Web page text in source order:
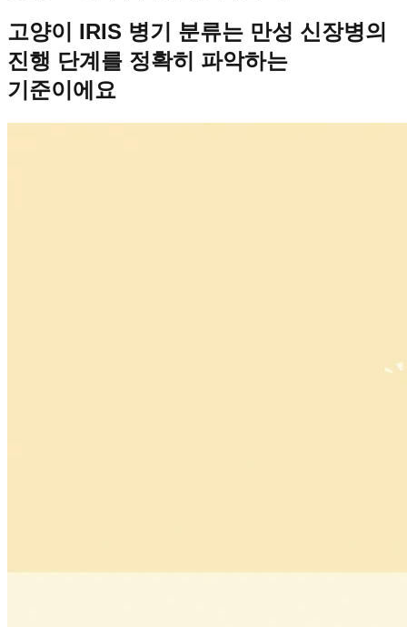
고양이 IRIS 병기 분류는 만성 신장병의
진행 단계를 정확히 파악하는
기준이에요